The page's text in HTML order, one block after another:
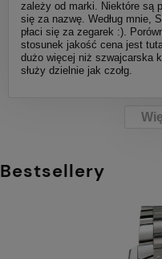
zależy od marki. Niektóre są
się za nazwę. Według mnie,
płaci się za zegarek :).
stosunek jakość cena jest
dużo więcej niż szwajcarska
służy dzielnie jak czołg.
Bestsellery